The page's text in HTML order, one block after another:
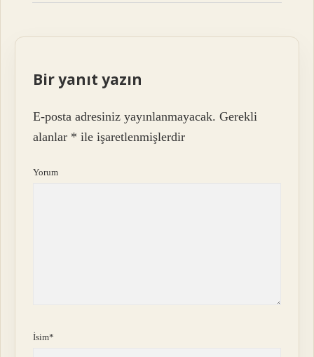
Bir yanıt yazın
E-posta adresiniz yayınlanmayacak. Gerekli
alanlar * ile işaretlenmişlerdir
Yorum
İsim*